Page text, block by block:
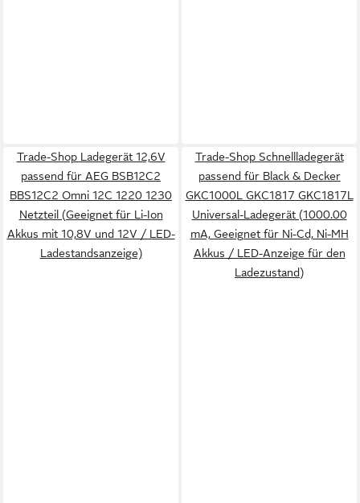
Trade-Shop Ladegerät 12,6V
passend für AEG BSB12C2
BBS12C2 Omni 12C 1220 1230
Netzteil (Geeignet für Li-Ion
Akkus mit 10,8V und 12V / LED-
Ladestandsanzeige)
Trade-Shop Schnellladegerät
passend für Black & Decker
GKC1000L GKC1817 GKC1817L
Universal-Ladegerät (1000.00
mA, Geeignet für Ni-Cd, Ni-MH
Akkus / LED-Anzeige für den
Ladezustand)